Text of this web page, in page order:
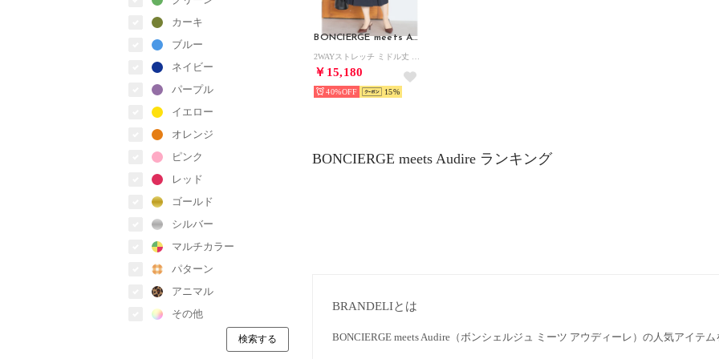
カーキ
ブルー
ネイビー
パープル
イエロー
オレンジ
ピンク
レッド
ゴールド
シルバー
マルチカラー
パターン
アニマル
その他
BONCIERGE meets Audire
￥15,180
40% 15
BONCIERGE meets Audire ランキング
BRANDELIとは
BONCIERGE meets Audire（ボンシェルジュ ミーツ アウディーレ）の人気アイテ